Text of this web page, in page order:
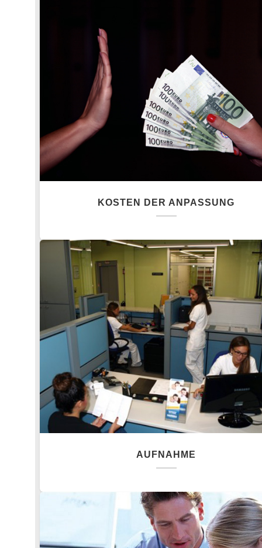
KOSTEN DER ANPASSUNG
AUFNAHME